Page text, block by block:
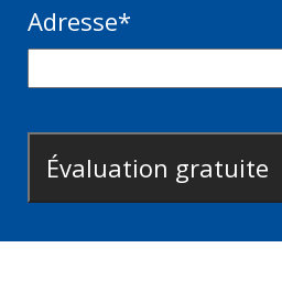
Adresse*